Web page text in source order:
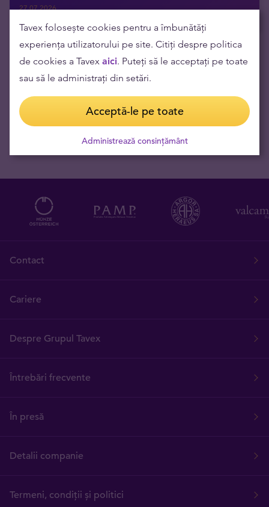
27.07.2026
Primește ultimele știri direct în inbox
Contact
Cariere
Despre Grupul Tavex
Întrebări frecvente
În presă
Detalii companie
Termeni, condiții și politici
Tavex folosește cookies pentru a îmbunătăți
experiența utilizatorului pe site. Citiți despre politica
de cookies a Tavex aici. Puteți să le acceptați pe toate
sau să le administrați din setări.
Acceptă-le pe toate
Administrează consințământ